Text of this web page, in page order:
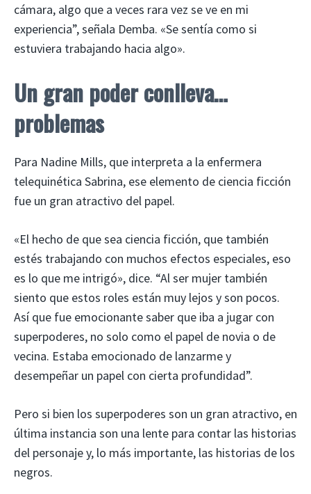
cámara, algo que a veces rara vez se ve en mi
experiencia”, señala Demba. «Se sentía como si
estuviera trabajando hacia algo».
Un gran poder conlleva…
problemas
Para Nadine Mills, que interpreta a la enfermera
telequinética Sabrina, ese elemento de ciencia ficción
fue un gran atractivo del papel.
«El hecho de que sea ciencia ficción, que también
estés trabajando con muchos efectos especiales, eso
es lo que me intrigó», dice. “Al ser mujer también
siento que estos roles están muy lejos y son pocos.
Así que fue emocionante saber que iba a jugar con
superpoderes, no solo como el papel de novia o de
vecina. Estaba emocionado de lanzarme y
desempeñar un papel con cierta profundidad”.
Pero si bien los superpoderes son un gran atractivo, en
última instancia son una lente para contar las historias
del personaje y, lo más importante, las historias de los
negros.